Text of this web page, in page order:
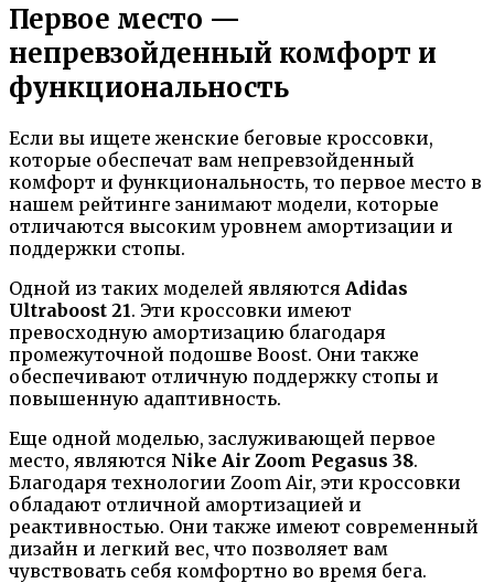
Первое место —
непревзойденный комфорт и
функциональность
Если вы ищете женские беговые кроссовки,
которые обеспечат вам непревзойденный
комфорт и функциональность, то первое место в
нашем рейтинге занимают модели, которые
отличаются высоким уровнем амортизации и
поддержки стопы.
Одной из таких моделей являются Adidas
Ultraboost 21. Эти кроссовки имеют
превосходную амортизацию благодаря
промежуточной подошве Boost. Они также
обеспечивают отличную поддержку стопы и
повышенную адаптивность.
Еще одной моделью, заслуживающей первое
место, являются Nike Air Zoom Pegasus 38.
Благодаря технологии Zoom Air, эти кроссовки
обладают отличной амортизацией и
реактивностью. Они также имеют современный
дизайн и легкий вес, что позволяет вам
чувствовать себя комфортно во время бега.